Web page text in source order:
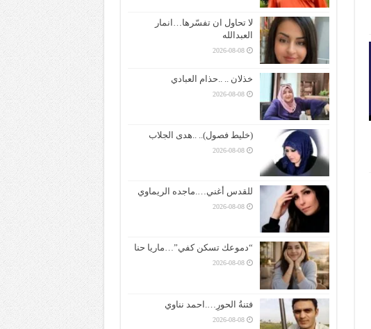
لا تحاول ان تفسّرها…انمار
العبدالله
2026-08-08
خذلان .. ..حذام العبادي
2026-08-08
(خليط فصول).. ..هدى الجلاب
2026-08-08
للقدس أغني….ماجده الريماوي
2026-08-08
“دموعك تسكن كفي”…ماريا حنا
2026-08-08
فتنةُ الحورِ….احمد نناوي
2026-08-08